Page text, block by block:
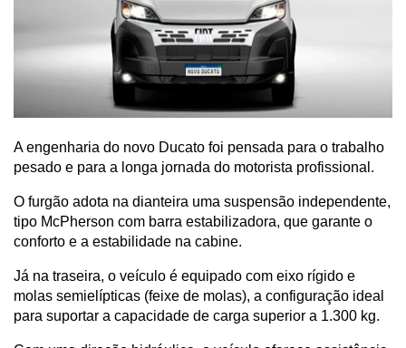
A engenharia do novo Ducato foi pensada para o trabalho
pesado e para a longa jornada do motorista profissional.
O furgão adota na dianteira uma suspensão independente,
tipo McPherson com barra estabilizadora, que garante o
conforto e a estabilidade na cabine.
Já na traseira, o veículo é equipado com eixo rígido e
molas semielípticas (feixe de molas), a configuração ideal
para suportar a capacidade de carga superior a 1.300 kg.